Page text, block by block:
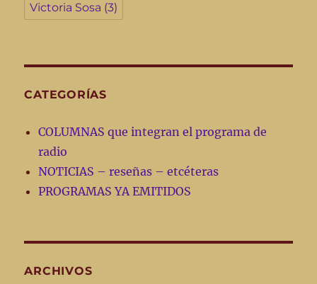
Victoria Sosa (3)
CATEGORÍAS
COLUMNAS que integran el programa de
radio
NOTICIAS – reseñas – etcéteras
PROGRAMAS YA EMITIDOS
ARCHIVOS